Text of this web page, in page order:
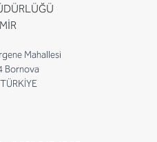
Mahallesi
Bornova